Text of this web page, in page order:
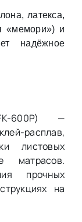
латекса,
«мемори») и
надёжное
600P) —
расплав,
листовых
матрасов.
прочных
на